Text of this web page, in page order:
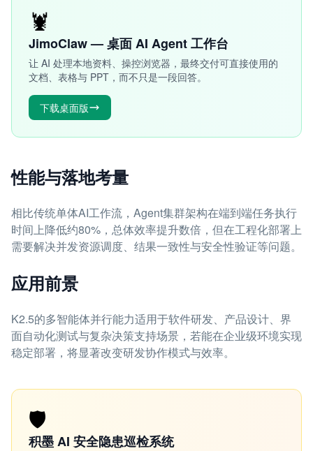
🦞
JimoClaw — 桌面 AI Agent 工作台
让 AI 处理本地资料、操控浏览器，最终交付可直接使用的
文档、表格与 PPT，而不只是一段回答。
下载桌面版
性能与落地考量
相比传统单体AI工作流，Agent集群架构在端到端任务执行
时间上降低约80%，总体效率提升数倍，但在工程化部署上
需要解决并发资源调度、结果一致性与安全性验证等问题。
应用前景
K2.5的多智能体并行能力适用于软件研发、产品设计、界
面自动化测试与复杂决策支持场景，若能在企业级环境实现
稳定部署，将显著改变研发协作模式与效率。
🛡️
积墨 AI 安全隐患巡检系统